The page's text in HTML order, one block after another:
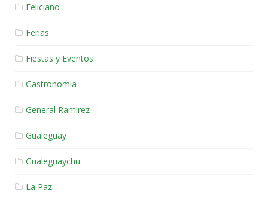
Feliciano
Ferias
Fiestas y Eventos
Gastronomia
General Ramirez
Gualeguay
Gualeguaychu
La Paz